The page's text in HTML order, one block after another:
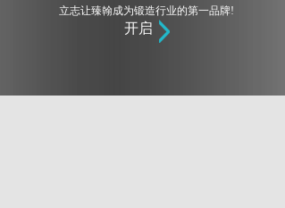
立志让臻翰成为锻造行业的第一品牌!
开启